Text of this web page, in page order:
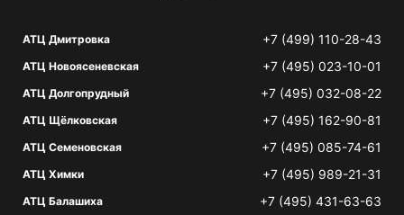
АТЦ Дмитровка +7 (499) 110-28-43
АТЦ Новоясеневская +7 (495) 023-10-01
АТЦ Долгопрудный +7 (495) 032-08-22
АТЦ Щёлковская +7 (495) 162-90-81
АТЦ Семеновская +7 (495) 085-74-61
АТЦ Химки +7 (495) 989-21-31
АТЦ Балашиха +7 (495) 431-63-63